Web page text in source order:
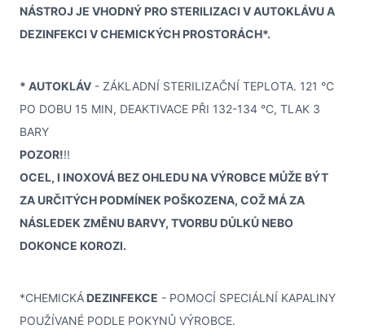
NÁSTROJ JE VHODNÝ PRO STERILIZACI V AUTOKLÁVU A
DEZINFEKCI V CHEMICKÝCH PROSTORÁCH*.
* AUTOKLÁV - ZÁKLADNÍ STERILIZAČNÍ TEPLOTA. 121 °C
PO DOBU 15 MIN, DEAKTIVACE PŘI 132-134 °C, TLAK 3
BARY
POZOR!!!
OCEL, I INOXOVÁ BEZ OHLEDU NA VÝROBCE MŮŽE BÝT
ZA URČITÝCH PODMÍNEK POŠKOZENA, COŽ MÁ ZA
NÁSLEDEK ZMĚNU BARVY, TVORBU DŮLKŮ NEBO
DOKONCE KOROZI.
*CHEMICKÁ DEZINFEKCE - POMOCÍ SPECIÁLNÍ KAPALINY
POUŽÍVANÉ PODLE POKYNŮ VÝROBCE.